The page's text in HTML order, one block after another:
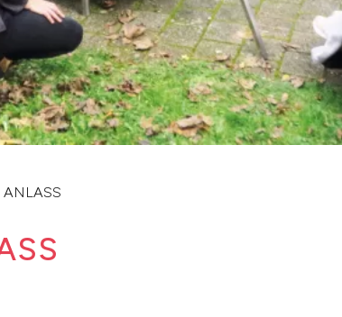
ANLASS